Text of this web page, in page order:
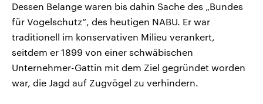
Dessen Belange waren bis dahin Sache des „Bundes
für Vogelschutz“, des heutigen NABU. Er war
traditionell im konservativen Milieu verankert,
seitdem er 1899 von einer schwäbischen
Unternehmer-Gattin mit dem Ziel gegründet worden
war, die Jagd auf Zugvögel zu verhindern.